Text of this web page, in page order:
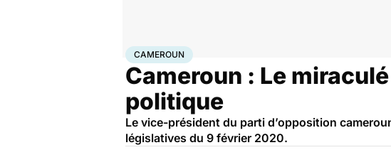
AccueilSantéMaladies
CAMEROUN
Cameroun : Le
politique
Le vice-président du parti d’opposition
législatives du 9 février 2020.